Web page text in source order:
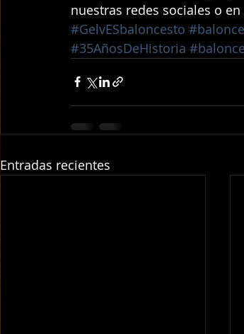
nuestras redes sociales o
#GelvESbaloncesto
#35AñosDeHistoria
Entradas recientes